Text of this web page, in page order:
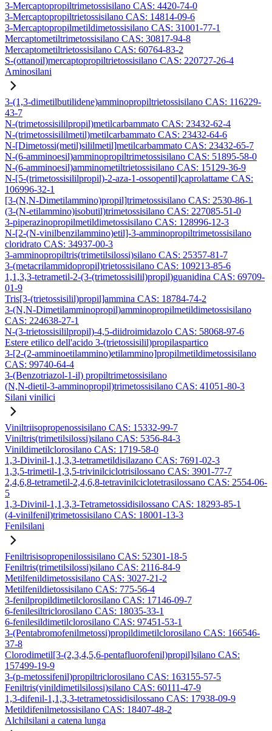
3-Mercaptopropiltrimetossisilano CAS: 4420-74-0
3-Mercaptopropiltrietossisilano CAS: 14814-09-6
3-Mercaptopropilmetildimetossisilano CAS: 31001-77-1
Mercaptometiltrimetossisilano CAS: 30817-94-8
Mercaptometiltrietossisilano CAS: 60764-83-2
S-(ottanoil)mercaptopropiltrietossisilano CAS: 220727-26-4
Aminosilani
3-(1,3-dimetilbutilidene)amminopropiltrietossisilano CAS: 116229-
43-7
N-(trimetossisililpropil)metilcarbammato CAS: 23432-62-4
N-(trimetossisililmetil)metilcarbammato CAS: 23432-64-6
N-[Dimetossi(metil)sililmetil]metilcarbammato CAS: 23432-65-7
N-(6-amminoesil)amminopropiltrimetossisilano CAS: 51895-58-0
N-(6-amminoesil)amminometiltrietossisilano CAS: 15129-36-9
N-[5-(trimetossisililpropil)-2-aza-1-ossopentil]caprolattame CAS:
106996-32-1
[3-(N,N-Dimetilammino)propil]trimetossisilano CAS: 2530-86-1
(3-(N-etilammino)isobutil)trimetossisilano CAS: 227085-51-0
3-piperazinopropilmetildimetossisilano CAS: 128996-12-3
N-[2-(N-vinilbenzilammino)etil]-3-amminopropiltrimetossisilano
cloridrato CAS: 34937-00-3
3-amminopropiltris(trimetilsilossi)silano CAS: 25357-81-7
3-(metacrilammidopropil)trietossisilano CAS: 109213-85-6
1,1,3,3-tetrametil-2-(3-(trimetossisilil)propil)guanidina CAS: 69709-
01-9
Tris[3-(trietossisilil)propil]ammina CAS: 18784-74-2
3-(N,N-Dimetilamminopropil)amminopropilmetildimetossisilano
CAS: 224638-27-1
N-(3-trietossisililpropil)-4,5-diidroimidazolo CAS: 58068-97-6
Estere etilico dell'acido 3-(trietossisilil)propilaspartico
3-[2-(2-amminoetilammino)etilammino]propilmetildimetossisilano
CAS: 99740-64-4
3-(Benzotriazol-1-il) propiltrimetossisilano
(N,N-dietil-3-amminopropil)trimetossisilano CAS: 41051-80-3
Silani vinilici
Viniltriisopropenossisilano CAS: 15332-99-7
Viniltris(trimetilsilossi)silano CAS: 5356-84-3
Vinildimetilclorosilano CAS: 1719-58-0
1,3-Divinil-1,1,3,3-tetrametildisilazano CAS: 7691-02-3
1,3,5-trimetil-1,3,5-trivinilciclotrisilossano CAS: 3901-77-7
2,4,6,8-tetrametil-2,4,6,8-tetravinilciclotetrasilossano CAS: 2554-06-
5
1,3-Divinil-1,1,3,3-Tetrametossidisilossano CAS: 18293-85-1
(4-vinilfenil)trimetossisilano CAS: 18001-13-3
Fenilsilani
Feniltrisisopropenilossisilano CAS: 52301-18-5
Feniltris(trimetilsilossi)silano CAS: 2116-84-9
Metilfenildimetossisilano CAS: 3027-21-2
Metilfenildietossisilano CAS: 775-56-4
3-fenilpropildimetilclorosilano CAS: 17146-09-7
6-fenilesiltriclorosilano CAS: 18035-33-1
6-fenilesildimetilclorosilano CAS: 97451-53-1
3-(Pentabromofenilmetossi)propildimetilclorosilano CAS: 166546-
37-8
Clorodimetil[3-(2,3,4,5,6-pentafluorofenil)propil]silano CAS:
157499-19-9
3-(p-metossifenil)propiltriclorosilano CAS: 163155-57-5
Feniltris(vinildimetilsilossi)silano CAS: 60111-47-9
1,3-difenil-1,1,3,3-tetrametossidisilossano CAS: 17938-09-9
Metildifenilmetossisilano CAS: 18407-48-2
Alchilsilani a catena lunga